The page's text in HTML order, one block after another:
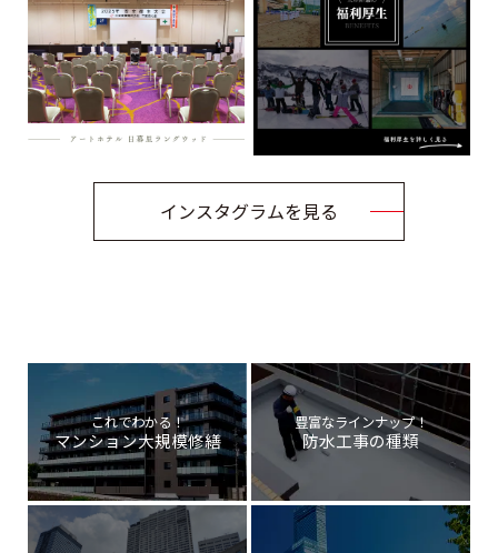
インスタグラムを見る
これでわかる！
マンション大規模修繕
豊富なラインナップ！
防水工事の種類